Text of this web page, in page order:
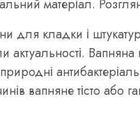
матеріал.
для кладки і
актуальності.
вапняне тісто або